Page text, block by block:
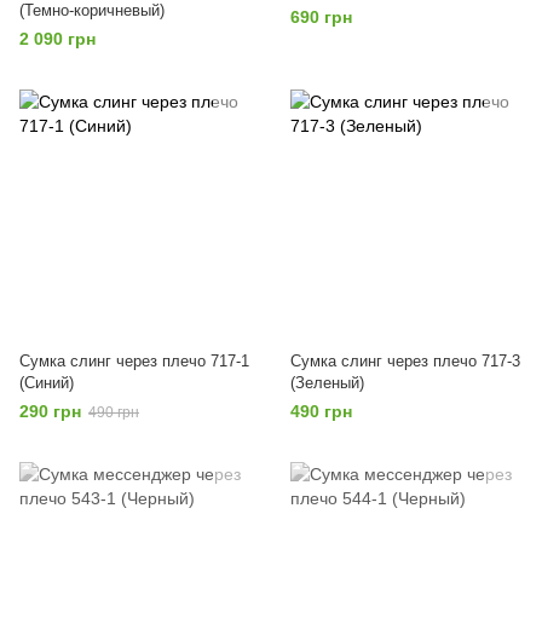
(Темно-коричневый)
2 090 грн
690 грн
Сумка слинг через плечо 717-1
(Синий)
290 грн 490 грн
Сумка слинг через плечо 717-3
(Зеленый)
490 грн